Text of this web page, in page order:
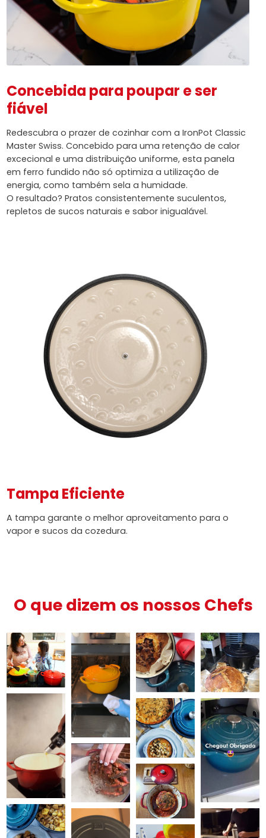
Concebida para poupar e ser
fiável
Redescubra o prazer de cozinhar com a IronPot Classic
Master Swiss. Concebido para uma retenção de calor
excecional e uma distribuição uniforme, esta panela
em ferro fundido não só optimiza a utilização de
energia, como também sela a humidade.
O resultado? Pratos consistentemente suculentos,
repletos de sucos naturais e sabor inigualável.
Tampa Eficiente
A tampa garante o melhor aproveitamento para o
vapor e sucos da cozedura.
O que dizem os nossos Chefs